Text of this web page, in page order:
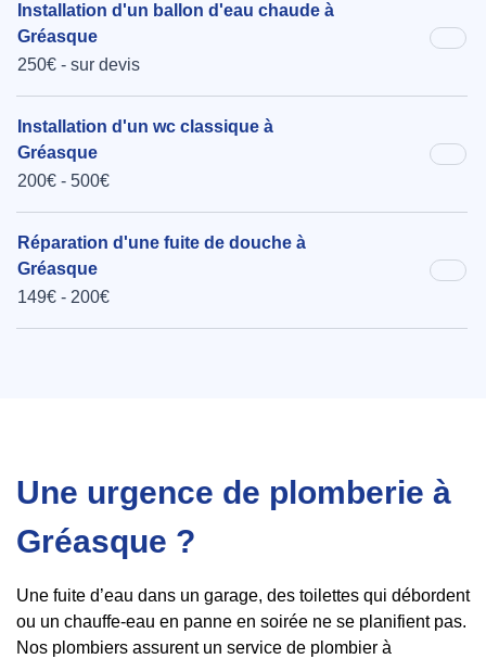
Installation d'un ballon d'eau chaude à
Gréasque
250€ - sur devis
Installation d'un wc classique à
Gréasque
200€ - 500€
Réparation d'une fuite de douche à
Gréasque
149€ - 200€
Une urgence de plomberie à
Gréasque ?
Une fuite d’eau dans un garage, des toilettes qui débordent
ou un chauffe-eau en panne en soirée ne se planifient pas.
Nos plombiers assurent un service de plombier à